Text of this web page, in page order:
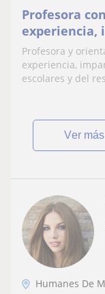
Profesora
experiencia,
todos los
resto de
Profesora y
experiencia,
escolares y del
ver más
Humanes De